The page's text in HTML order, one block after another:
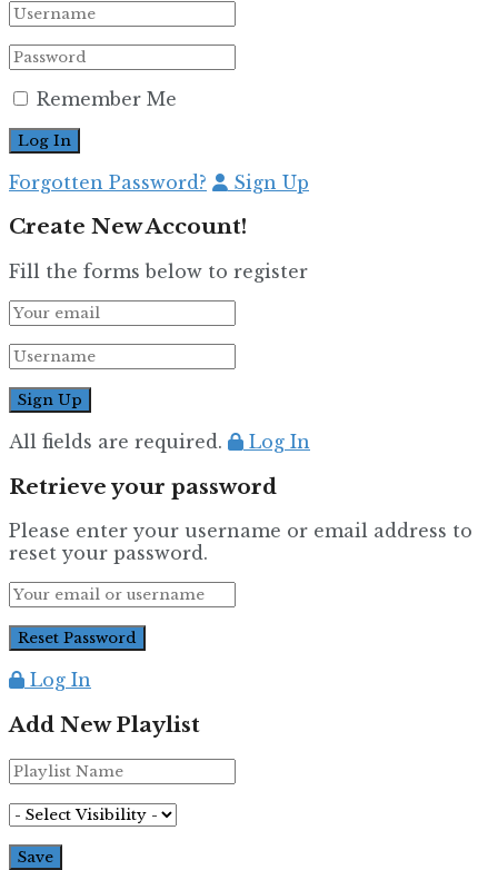
Remember Me
Forgotten Password? Sign Up
Create New Account!
Fill the forms below to register
All fields are required. Log In
Retrieve your password
Please enter your username or email address to
reset your password.
Log In
Add New Playlist